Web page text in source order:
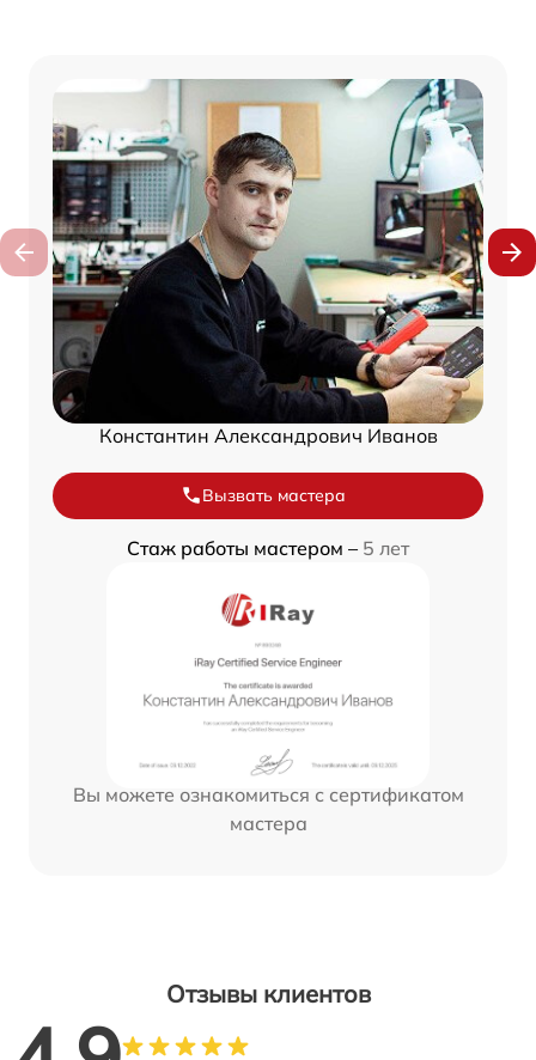
Константин Александрович Иванов
Вызвать мастера
Стаж работы мастером – 5 лет
Вы можете ознакомиться с сертификатом
мастера
Отзывы клиентов